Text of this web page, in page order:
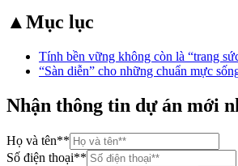
▲Mục lục
Tính bền vững không còn là “trang
“Sàn diễn” cho những chuẩn mực
Nhận thông tin dự án mới
Họ và tên**
Số điện thoại**